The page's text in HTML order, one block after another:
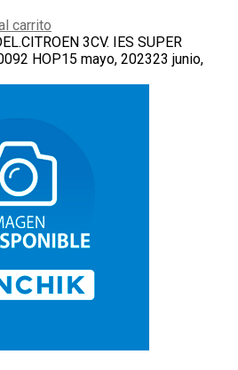
carrito
3CV. IES SUPER
HOP15 mayo, 202323 junio,